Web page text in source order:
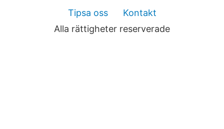
Tipsa oss
Kontakt
Alla rättigheter reserverade